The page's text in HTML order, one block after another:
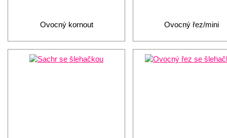
Ovocný kornout Ovocný řez/mini